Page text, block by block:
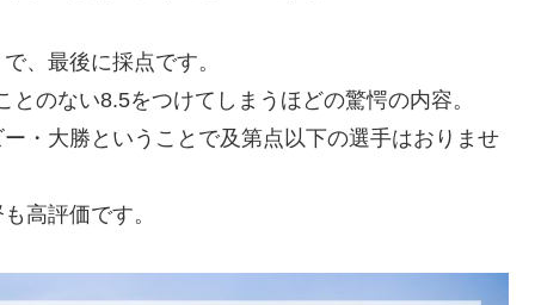
、最後に採点です。
のない8.5をつけてしまうほどの驚愕の内容。
・大勝ということで及第点以下の選手はおりませ
高評価です。